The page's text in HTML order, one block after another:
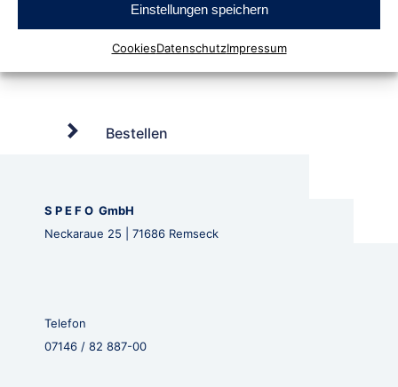
Einstellungen speichern
CookiesDatenschutzImpressum
Bestellen
S P E F O GmbH
Neckaraue 25 | 71686 Remseck
Telefon
07146 / 82 887-00